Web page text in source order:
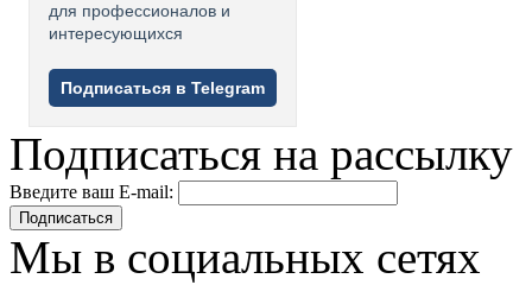
для профессионалов и
интересующихся
Подписаться в Telegram
Подписаться на рассылку
Введите ваш E-mail:
Подписаться
Мы в социальных сетях